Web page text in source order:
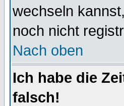
wechseln
noch nicht
Nach oben
Ich habe die
falsch!